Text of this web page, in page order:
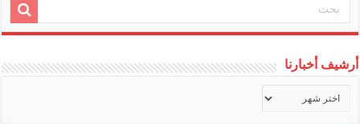
أرشيف أخبارنا
أخبارنا